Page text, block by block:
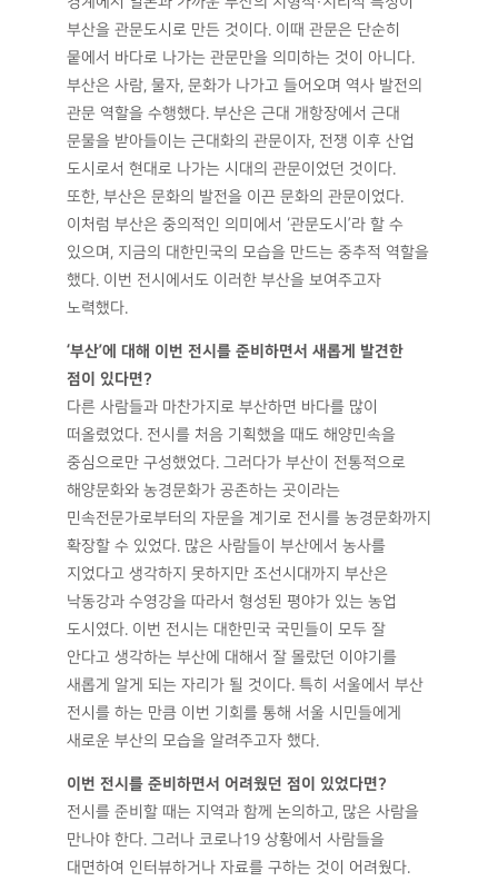
부산을 관문도시로 만든 것이다. 이때 관문은 단순히
뭍에서 바다로 나가는 관문만을 의미하는 것이 아니다.
부산은 사람, 물자, 문화가 나가고 들어오며 역사 발전의
관문 역할을 수행했다. 부산은 근대 개항장에서 근대
문물을 받아들이는 근대화의 관문이자, 전쟁 이후 산업
도시로서 현대로 나가는 시대의 관문이었던 것이다.
또한, 부산은 문화의 발전을 이끈 문화의 관문이었다.
이처럼 부산은 중의적인 의미에서 ‘관문도시’라 할 수
있으며, 지금의 대한민국의 모습을 만드는 중추적 역할을
했다. 이번 전시에서도 이러한 부산을 보여주고자
노력했다.
‘부산’에 대해 이번 전시를 준비하면서 새롭게 발견한
점이 있다면?
다른 사람들과 마찬가지로 부산하면 바다를 많이
떠올렸었다. 전시를 처음 기획했을 때도 해양민속을
중심으로만 구성했었다. 그러다가 부산이 전통적으로
해양문화와 농경문화가 공존하는 곳이라는
민속전문가로부터의 자문을 계기로 전시를 농경문화까지
확장할 수 있었다. 많은 사람들이 부산에서 농사를
지었다고 생각하지 못하지만 조선시대까지 부산은
낙동강과 수영강을 따라서 형성된 평야가 있는 농업
도시였다. 이번 전시는 대한민국 국민들이 모두 잘
안다고 생각하는 부산에 대해서 잘 몰랐던 이야기를
새롭게 알게 되는 자리가 될 것이다. 특히 서울에서 부산
전시를 하는 만큼 이번 기회를 통해 서울 시민들에게
새로운 부산의 모습을 알려주고자 했다.
이번 전시를 준비하면서 어려웠던 점이 있었다면?
전시를 준비할 때는 지역과 함께 논의하고, 많은 사람을
만나야 한다. 그러나 코로나19 상황에서 사람들을
대면하여 인터뷰하거나 자료를 구하는 것이 어려웠다.